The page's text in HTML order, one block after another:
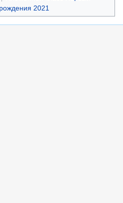
2021